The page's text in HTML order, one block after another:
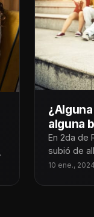
alguna
En 2da de
subió de
salieron
10 ene., 2024